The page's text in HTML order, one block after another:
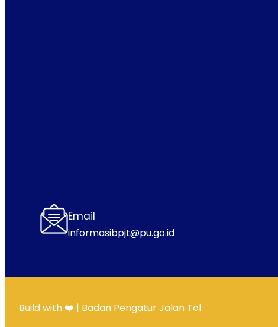
Email
informasibpjt@pu.go.id
Build with ❤️ | Badan Pengatur Jalan Tol